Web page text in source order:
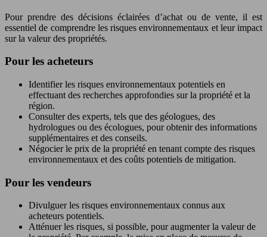
Pour prendre des décisions éclairées d’achat ou de vente, il est
essentiel de comprendre les risques environnementaux et leur impact
sur la valeur des propriétés.
Pour les acheteurs
Identifier les risques environnementaux potentiels en
effectuant des recherches approfondies sur la propriété et la
région.
Consulter des experts, tels que des géologues, des
hydrologues ou des écologues, pour obtenir des informations
supplémentaires et des conseils.
Négocier le prix de la propriété en tenant compte des risques
environnementaux et des coûts potentiels de mitigation.
Pour les vendeurs
Divulguer les risques environnementaux connus aux
acheteurs potentiels.
Atténuer les risques, si possible, pour augmenter la valeur de